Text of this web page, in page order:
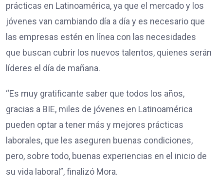
prácticas en Latinoamérica, ya que el mercado y los
jóvenes van cambiando día a día y es necesario que
las empresas estén en línea con las necesidades
que buscan cubrir los nuevos talentos, quienes serán
líderes el día de mañana.
“Es muy gratificante saber que todos los años,
gracias a BIE, miles de jóvenes en Latinoamérica
pueden optar a tener más y mejores prácticas
laborales, que les aseguren buenas condiciones,
pero, sobre todo, buenas experiencias en el inicio de
su vida laboral”, finalizó Mora.